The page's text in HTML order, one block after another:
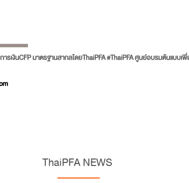
เงินCFP มาตรฐานสากลโดยThaiPFA #ThaiPFA ศูนย์อบรมต้นแบบเ
ThaiPFA NEWS